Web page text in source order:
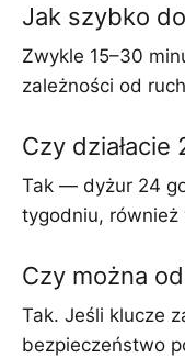
Jak szybko
Zwykle 15–30
zależności od
Czy działacie
Tak — dyżur 24
tygodniu, również
Czy można
Tak. Jeśli klucze
bezpieczeństwo